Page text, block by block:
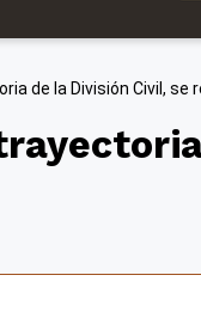
de la División Civil, se